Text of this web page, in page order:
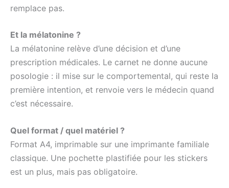
remplace pas.
Et la mélatonine ?
La mélatonine relève d’une décision et d’une
prescription médicales. Le carnet ne donne aucune
posologie : il mise sur le comportemental, qui reste la
première intention, et renvoie vers le médecin quand
c’est nécessaire.
Quel format / quel matériel ?
Format A4, imprimable sur une imprimante familiale
classique. Une pochette plastifiée pour les stickers
est un plus, mais pas obligatoire.